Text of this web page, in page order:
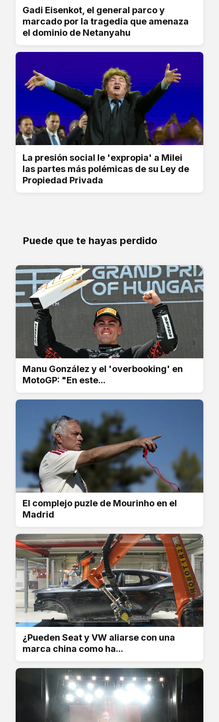
Gadi Eisenkot, el general parco y
marcado por la tragedia que amenaza
el dominio de Netanyahu
La presión social le 'expropia' a Milei
las partes más polémicas de su Ley de
Propiedad Privada
Puede que te hayas perdido
Manu González y el 'overbooking' en
MotoGP: "En este...
El complejo puzle de Mourinho en el
Madrid
¿Pueden Seat y VW aliarse con una
marca china como ha...